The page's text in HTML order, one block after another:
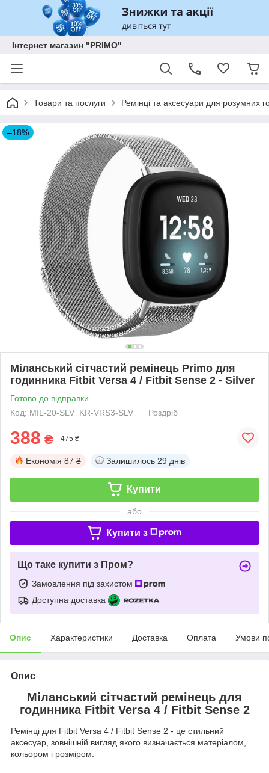
Інтернет магазин "PRIMO"
Товари та послуги Ремінці та аксесуари для розумних
–18%
Міланський сітчастий ремінець Primo для
годинника Fitbit Versa 4 / Fitbit Sense 2 - Silver
Готово до відправки
Код: MIL-20-SLV_KR-VRS3-SLV
Роздріб
388 ₴ 475 ₴
Економія 87 ₴ Залишилось 29 днів
Купити
або
Купити з
Що таке купити з Пром?
Замовлення під захистом
Доступна доставка
Опис Характеристики Доставка Оплата Умови
Опис
Міланський сітчастий ремінець для
годинника Fitbit Versa 4 / Fitbit Sense 2
Ремінці для Fitbit Versa 4 / Fitbit Sense 2 - це стильний
аксесуар, зовнішній вигляд якого визначається матеріалом,
кольором і розміром.